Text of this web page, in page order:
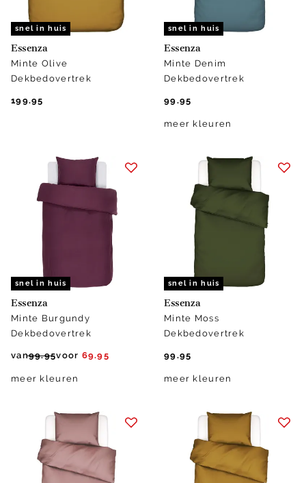
snel in huis
Essenza
Minte Olive
Dekbedovertrek
199.95
snel in huis
Essenza
Minte Denim
Dekbedovertrek
99.95
meer kleuren
snel in huis
Essenza
Minte Burgundy
Dekbedovertrek
van99.95voor 69.95
meer kleuren
snel in huis
Essenza
Minte Moss
Dekbedovertrek
99.95
meer kleuren